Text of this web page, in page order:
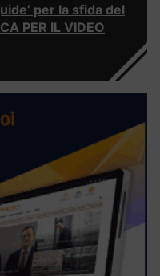
per la sfida del
PER IL VIDEO